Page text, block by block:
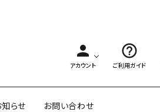
person
アカウント
help_outline
ご利用ガイド
らせ お問い合わせ